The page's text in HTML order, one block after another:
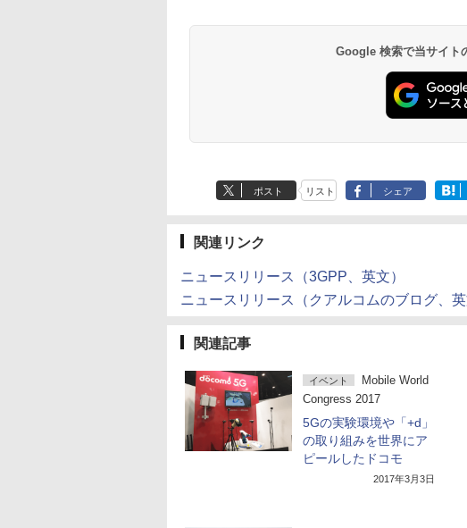
Google 検索で当サイト
ポスト リスト シェア
関連リンク
ニュースリリース（3GPP、英文）
ニュースリリース（クアルコムのブログ、英
関連記事
イベント
Mobile World
Congress 2017
5Gの実験環境や「+d」
の取り組みを世界にア
ピールしたドコモ
2017年3月3日